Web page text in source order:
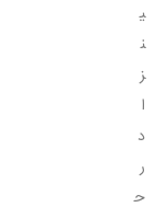
ی
ن
ز
ا
د
ر
ح